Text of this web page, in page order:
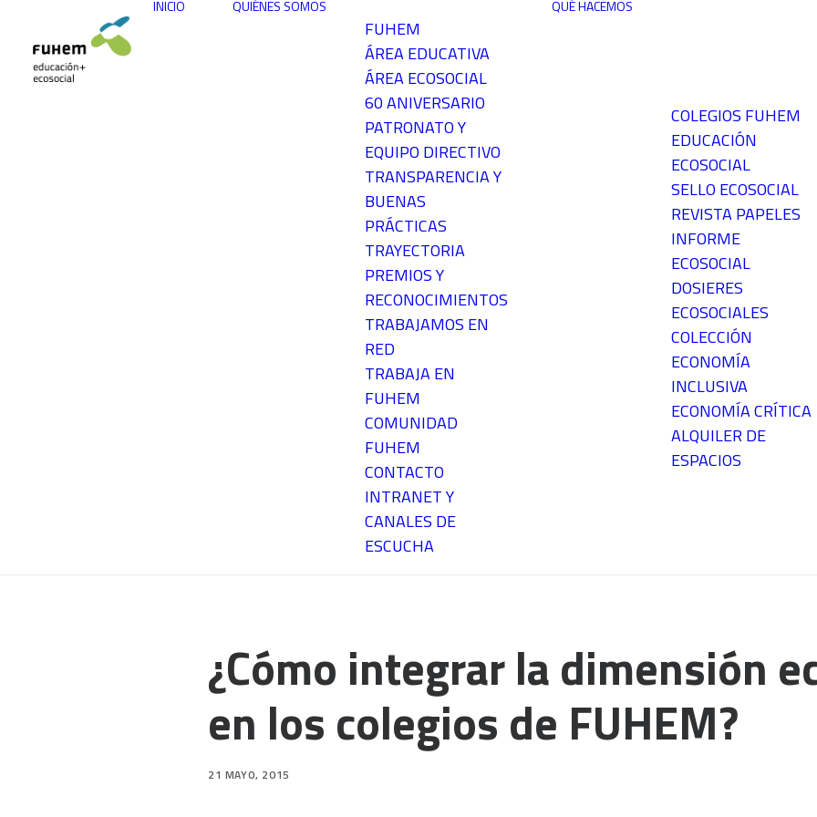
INICIO QUIÉNES SOMOS
FUHEM
ÁREA EDUCATIVA
ÁREA ECOSOCIAL
60 ANIVERSARIO
PATRONATO Y
EQUIPO DIRECTIVO
TRANSPARENCIA Y
BUENAS
PRÁCTICAS
TRAYECTORIA
PREMIOS Y
RECONOCIMIENTOS
TRABAJAMOS EN
RED
TRABAJA EN
FUHEM
COMUNIDAD
FUHEM
CONTACTO
INTRANET Y
CANALES DE
ESCUCHA
QUÉ HACEMOS
COLEGIOS FUHEM
EDUCACIÓN
ECOSOCIAL
SELLO ECOSOCIAL
REVISTA PAPELES
INFORME
ECOSOCIAL
DOSIERES
ECOSOCIALES
COLECCIÓN
ECONOMÍA
INCLUSIVA
ECONOMÍA CRÍTICA
ALQUILER DE
ESPACIOS
¿Cómo integrar la dimensión
en los colegios de FUHEM?
21 MAYO, 2015